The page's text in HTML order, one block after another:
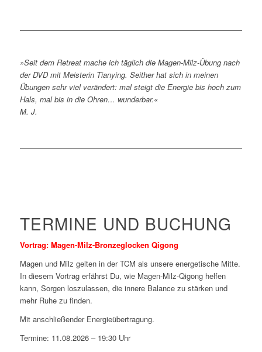
»Seit dem Retreat mache ich täglich die Magen-Milz-Übung nach
der DVD mit Meisterin Tianying. Seither hat sich in meinen
Übungen sehr viel verändert: mal steigt die Energie bis hoch zum
Hals, mal bis in die Ohren… wunderbar.«
M. J.
TERMINE UND BUCHUNG
Vortrag: Magen-Milz-Bronzeglocken Qigong
Magen und Milz gelten in der TCM als unsere energetische Mitte.
In diesem Vortrag erfährst Du, wie Magen-Milz-Qigong helfen
kann, Sorgen loszulassen, die innere Balance zu stärken und
mehr Ruhe zu finden.
Mit anschließender Energieübertragung.
Termine: 11.08.2026 – 19:30 Uhr